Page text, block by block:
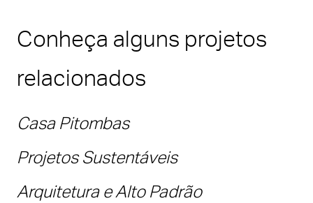
Conheça alguns projetos
relacionados
Casa Pitombas
Projetos Sustentáveis
Arquitetura e Alto Padrão